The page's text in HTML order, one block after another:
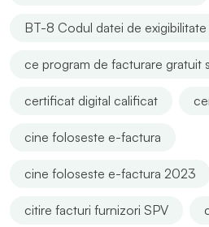
BT-8 Codul datei de exigibilitate
ce program de facturare gratuit
certificat digital calificat
cine foloseste e-factura
cine foloseste e-factura 2023
citire facturi furnizori SPV